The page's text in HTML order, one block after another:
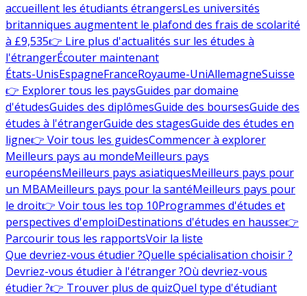
accueillent les étudiants étrangersLes universités
britanniques augmentent le plafond des frais de scolarité
à £9,535👉 Lire plus d'actualités sur les études à
l'étrangerÉcouter maintenant
États-UnisEspagneFranceRoyaume-UniAllemagneSuisse
👉 Explorer tous les paysGuides par domaine
d'étudesGuides des diplômesGuide des boursesGuide des
études à l'étrangerGuide des stagesGuide des études en
ligne👉 Voir tous les guidesCommencer à explorer
Meilleurs pays au mondeMeilleurs pays
européensMeilleurs pays asiatiquesMeilleurs pays pour
un MBAMeilleurs pays pour la santéMeilleurs pays pour
le droit👉 Voir tous les top 10Programmes d'études et
perspectives d'emploiDestinations d'études en hausse👉
Parcourir tous les rapportsVoir la liste
Que devriez-vous étudier ?Quelle spécialisation choisir ?
Devriez-vous étudier à l'étranger ?Où devriez-vous
étudier ?👉 Trouver plus de quizQuel type d'étudiant